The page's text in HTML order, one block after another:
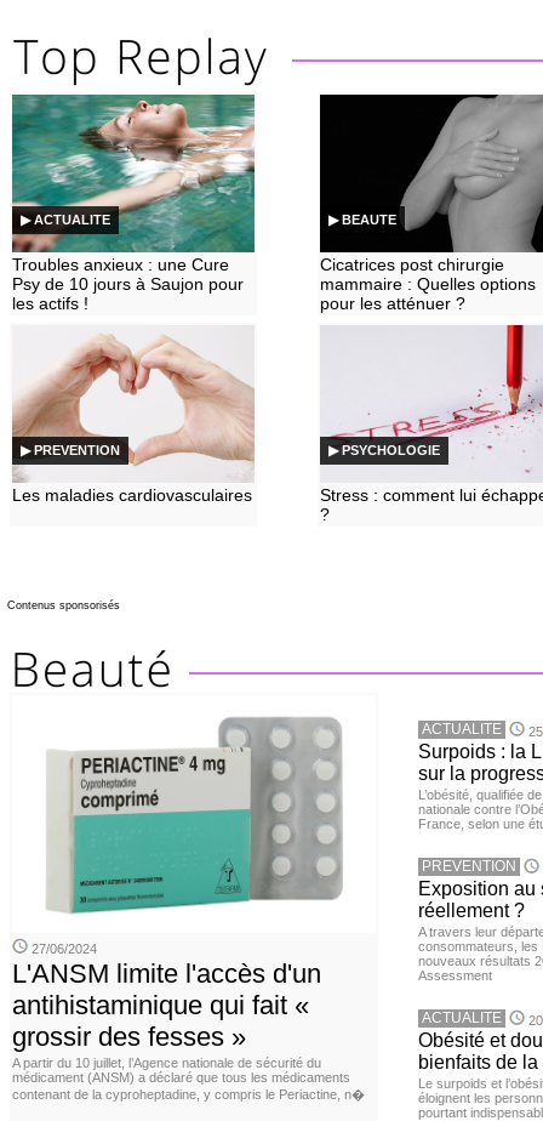
▶ ACTUALITE
Troubles anxieux : une Cure
Psy de 10 jours à Saujon pour
les actifs !
▶ BEAUTE
Cicatrices post chirurgie
mammaire : Quelles options
pour les atténuer ?
▶ PREVENTION
Les maladies cardiovasculaires
▶ PSYCHOLOGIE
Stress : comment lui
?
Contenus sponsorisés
27/06/2024
L'ANSM limite l'accès d'un
antihistaminique qui fait «
grossir des fesses »
A partir du 10 juillet, l’Agence nationale de sécurité du
médicament (ANSM) a déclaré que tous les médicaments
contenant de la cyproheptadine, y compris le Periactine, n�
ACTUALITE
Surpoids : la
sur la
L’obésité, qualifiée
nationale contre
France, selon une
PREVENTION
Exposition au
réellement ?
A travers leur
consommateurs, les
nouveaux résultats
Assessment
ACTUALITE
Obésité et
bienfaits de
Le surpoids et
éloignent les
pourtant